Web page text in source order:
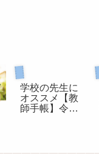
教師手帳
学校の先生に
オススメ【教
師手帳】令和